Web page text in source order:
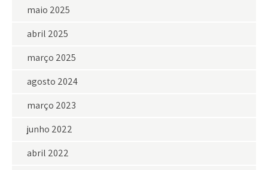
maio 2025
abril 2025
março 2025
agosto 2024
março 2023
junho 2022
abril 2022